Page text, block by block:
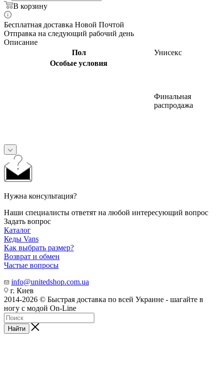
В корзину
Бесплатная доставка Новой Почтой
Отправка на следующий рабочий день
Описание
Пол
Унисекс
Особые условия
Финальная
распродажа
Нужна консультация?
Наши специалисты ответят на любой интересующий вопрос
Задать вопрос
Каталог
Кеды Vans
Как выбрать размер?
Возврат и обмен
Частые вопросы
info@unitedshop.com.ua
г. Киев
2014-2026 © Быстрая доставка по всей Украине - шагайте в
ногу с модой On-Line
Найти